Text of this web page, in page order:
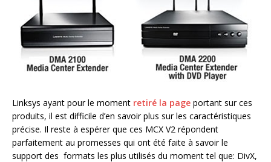
Linksys ayant pour le moment retiré la page portant sur ces
produits, il est difficile d’en savoir plus sur les caractéristiques
précise. Il reste à espérer que ces MCX V2 répondent
parfaitement au promesses qui ont été faite à savoir le
support des formats les plus utilisés du moment tel que: DivX,